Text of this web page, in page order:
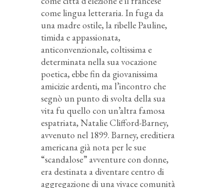
come lingua letteraria. In fuga da
una madre ostile, la ribelle Pauline,
timida e appassionata,
anticonvenzionale, coltissima e
determinata nella sua vocazione
poetica, ebbe fin da giovanissima
amicizie ardenti, ma l’incontro che
segnò un punto di svolta della sua
vita fu quello con un’altra famosa
espatriata, Natalie Clifford-Barney,
avvenuto nel 1899. Barney, ereditiera
americana già nota per le sue
“scandalose” avventure con donne,
era destinata a diventare centro di
aggregazione di una vivace comunità